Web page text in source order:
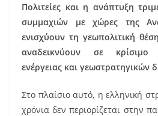
Πολιτείες και η ανάπτυξη
συμμαχιών με χώρες της
ενισχύουν τη γεωπολιτική
αναδεικνύουν σε κρίσιμο
ενέργειας και γεωστρατηγικών
Στο πλαίσιο αυτό, η ελληνική
χρόνια δεν περιορίζεται στην